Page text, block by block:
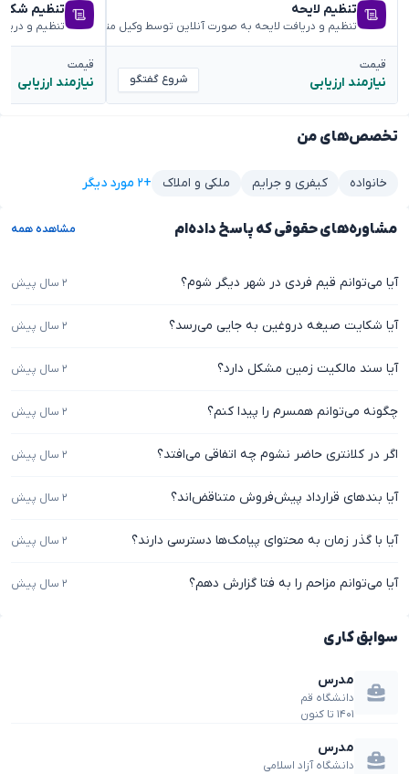
تخصص‌های من
خانواده کیفری و جرایم ملکی و املاک +۲ مورد دیگر
تنظیم لایحه
تنظیم و دریافت لایحه به صورت آنلاین توسط وکیل متخصص
قیمت
نیازمند ارزیابی شروع گفتگو
تنظیم
تنظیم و
قیمت
نیازمند ارزیابی
مشاوره‌های حقوقی که پاسخ داده‌ام مشاهده همه
آیا می‌توانم قیم فردی در شهر دیگر شوم؟ ۲ سال پیش
آیا شکایت صیغه دروغین به جایی می‌رسد؟ ۲ سال پیش
آیا سند مالکیت زمین مشکل دارد؟ ۲ سال پیش
چگونه می‌توانم همسرم را پیدا کنم؟ ۲ سال پیش
اگر در کلانتری حاضر نشوم چه اتفاقی می‌افتد؟ ۲ سال پیش
آیا بندهای قرارداد پیش‌فروش متناقض‌اند؟ ۲ سال پیش
آیا با گذر زمان به محتوای پیامک‌ها دسترسی دارند؟ ۲ سال پیش
آیا می‌توانم مزاحم را به فتا گزارش دهم؟ ۲ سال پیش
سوابق کاری
مدرس
دانشگاه قم
۱۴۰۱ تا کنون
مدرس
دانشگاه آزاد اسلامی